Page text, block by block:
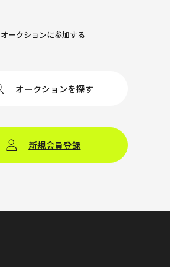
オークションに参加する
オークションを探す
新規会員登録